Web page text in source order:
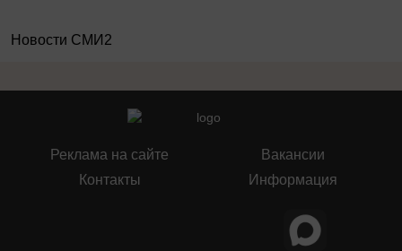
Новости СМИ2
Реклама на сайте
Контакты
Вакансии
Информация